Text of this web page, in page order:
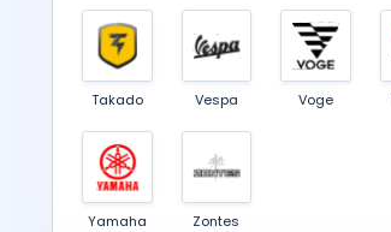
Takado Vespa Voge
Yamaha Zontes